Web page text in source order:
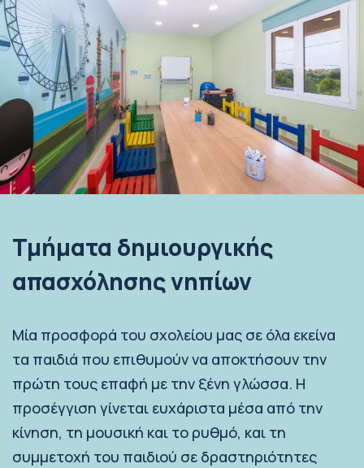
Τμήματα δημιουργικής
απασχόλησης νηπίων
Μία προσφορά του σχολείου μας σε όλα εκείνα
τα παιδιά που επιθυμούν να αποκτήσουν την
πρώτη τους επαφή με την ξένη γλώσσα. Η
προσέγγιση γίνεται ευχάριστα μέσα από την
κίνηση, τη μουσική και το ρυθμό, και τη
συμμετοχή του παιδιού σε δραστηριότητες